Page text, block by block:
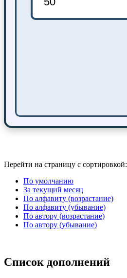
Перейти на страницу с сортировкой:
По умолчанию
За текущий месяц
По алфавиту (возрастание)
По алфавиту (убывание)
По автору (возрастание)
По автору (убывание)
Список дополнений